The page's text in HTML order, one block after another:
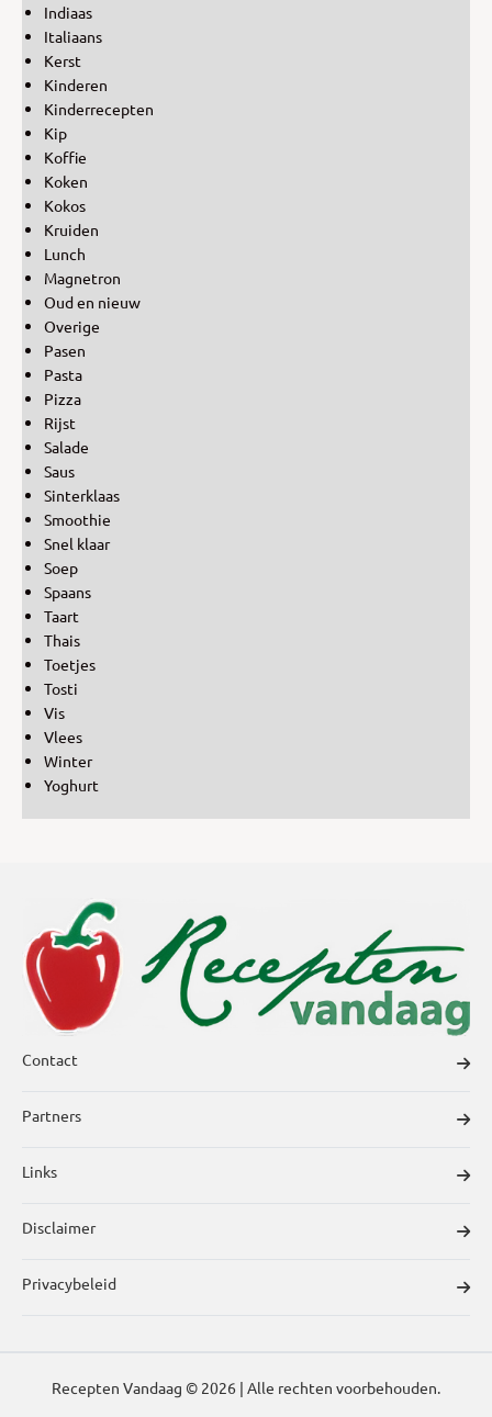
Indiaas
Italiaans
Kerst
Kinderen
Kinderrecepten
Kip
Koffie
Koken
Kokos
Kruiden
Lunch
Magnetron
Oud en nieuw
Overige
Pasen
Pasta
Pizza
Rijst
Salade
Saus
Sinterklaas
Smoothie
Snel klaar
Soep
Spaans
Taart
Thais
Toetjes
Tosti
Vis
Vlees
Winter
Yoghurt
Contact
Partners
Links
Disclaimer
Privacybeleid
Recepten Vandaag © 2026 | Alle rechten voorbehouden.